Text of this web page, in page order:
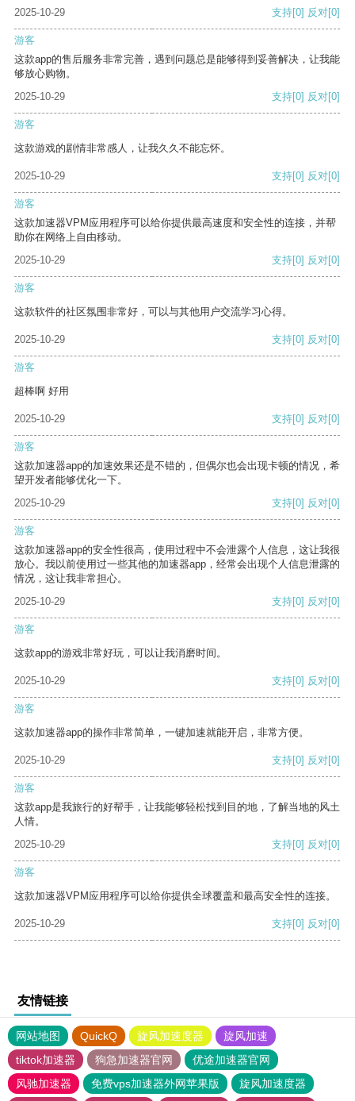
2025-10-29 支持[0] 反对[0]
游客
这款app的售后服务非常完善，遇到问题总是能够得到妥善解决，让我能
够放心购物。
2025-10-29
支持[0] 反对[0]
游客
这款游戏的剧情非常感人，让我久久不能忘怀。
2025-10-29 支持[0] 反对[0]
游客
这款加速器VPM应用程序可以给你提供最高速度和安全性的连接，并帮
助你在网络上自由移动。
2025-10-29
支持[0] 反对[0]
游客
这款软件的社区氛围非常好，可以与其他用户交流学习心得。
2025-10-29 支持[0] 反对[0]
游客
超棒啊 好用
2025-10-29 支持[0] 反对[0]
游客
这款加速器app的加速效果还是不错的，但偶尔也会出现卡顿的情况，希
望开发者能够优化一下。
2025-10-29
支持[0] 反对[0]
游客
这款加速器app的安全性很高，使用过程中不会泄露个人信息，这让我很
放心。我以前使用过一些其他的加速器app，经常会出现个人信息泄露的
情况，这让我非常担心。
2025-10-29
支持[0] 反对[0]
游客
这款app的游戏非常好玩，可以让我消磨时间。
2025-10-29 支持[0] 反对[0]
游客
这款加速器app的操作非常简单，一键加速就能开启，非常方便。
2025-10-29 支持[0] 反对[0]
游客
这款app是我旅行的好帮手，让我能够轻松找到目的地，了解当地的风土
人情。
2025-10-29
支持[0] 反对[0]
游客
这款加速器VPM应用程序可以给你提供全球覆盖和最高安全性的连接。
2025-10-29 支持[0] 反对[0]
友情链接
网站地图 QuickQ 旋风加速度器
旋风加速
tiktok加速器
狗急加速器官网
优途加速器官网
风驰加速器
免费vps加速器外网苹果版 旋风加速度器